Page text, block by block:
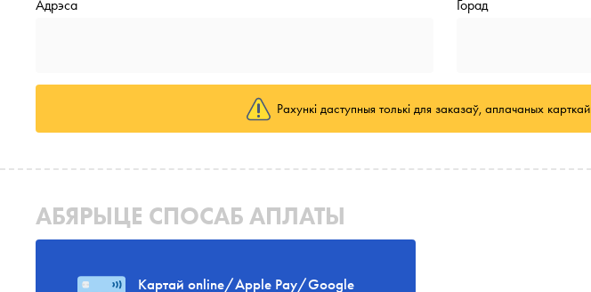
Адрэса Горад
Рахункі даступныя толькі для заказаў, аплачаных карткай
АБЯРЫЦЕ СПОСАБ АПЛАТЫ
Картай online/Apple Pay/Google